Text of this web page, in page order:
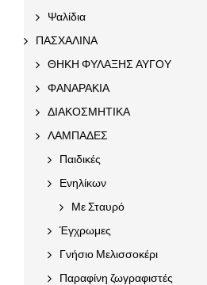
Ψαλίδια
ΠΑΣΧΑΛΙΝΑ
ΘΗΚΗ ΦΥΛΑΞΗΣ ΑΥΓΟΥ
ΦΑΝΑΡΑΚΙΑ
ΔΙΑΚΟΣΜΗΤΙΚΑ
ΛΑΜΠΑΔΕΣ
Παιδικές
Ενηλίκων
Με Σταυρό
Έγχρωμες
Γνήσιο Μελισσοκέρι
Παραφίνη ζωγραφιστές